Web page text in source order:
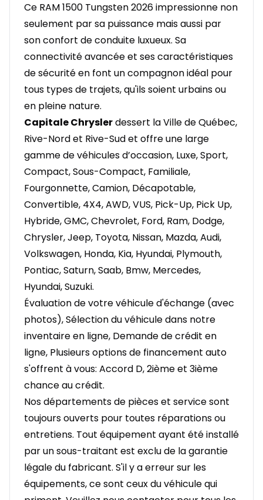
Ce RAM 1500 Tungsten 2026 impressionne non
seulement par sa puissance mais aussi par
son confort de conduite luxueux. Sa
connectivité avancée et ses caractéristiques
de sécurité en font un compagnon idéal pour
tous types de trajets, qu'ils soient urbains ou
en pleine nature.
Capitale Chryslerdessert la Ville de Québec,
Rive-Nord et Rive-Sud et offre une large
gamme de véhicules d’occasion, Luxe, Sport,
Compact, Sous-Compact, Familiale,
Fourgonnette, Camion, Décapotable,
Convertible, 4X4, AWD, VUS, Pick-Up, Pick Up,
Hybride, GMC, Chevrolet, Ford, Ram, Dodge,
Chrysler, Jeep, Toyota, Nissan, Mazda, Audi,
Volkswagen, Honda, Kia, Hyundai, Plymouth,
Pontiac, Saturn, Saab, Bmw, Mercedes,
Hyundai, Suzuki.
Évaluation de votre véhicule d'échange (avec
photos), Sélection du véhicule dans notre
inventaire en ligne, Demande de crédit en
ligne, Plusieurs options de financement auto
s'offrent à vous: Accord D, 2ième et 3ième
chance au crédit.
Nos départements de pièces et service sont
toujours ouverts pour toutes réparations ou
entretiens. Tout équipement ayant été installé
par un sous-traitant est exclu de la garantie
légale du fabricant. S'il y a erreur sur les
équipements, ce sont ceux du véhicule qui